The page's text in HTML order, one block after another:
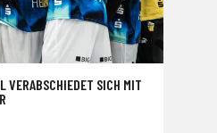
VERABSCHIEDET SICH MIT